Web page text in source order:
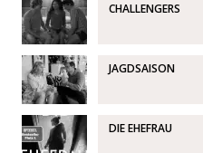
CHALLENGERS
JAGDSAISON
DIE EHEFRAU